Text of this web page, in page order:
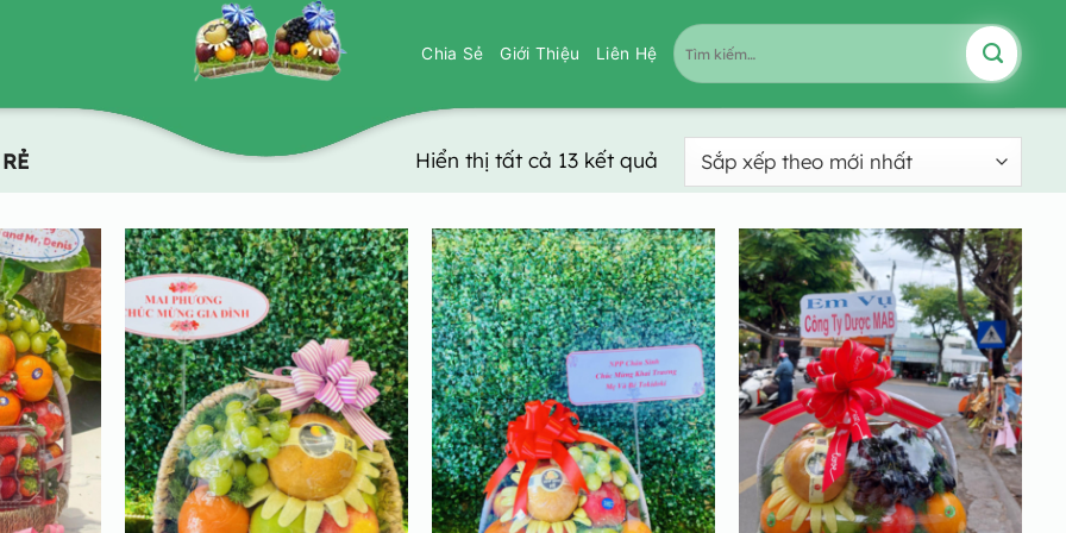
Chia Sẻ Giới Thiệu Liên Hệ
Tìm
kiếm:
Hiển thị tất cả 13 kết quảĐã
sắp
xếp
theo
mới
nhất